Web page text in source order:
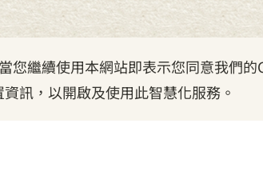
繼續使用本網站即表示您同意我們的
訊，以開啟及使用此智慧化服務。